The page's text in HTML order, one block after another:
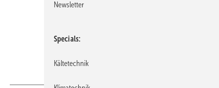
Newsletter
Specials
Kältetechnik